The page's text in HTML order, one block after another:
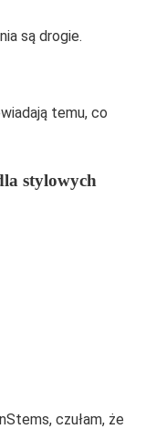
są drogie.
temu, co
stylowych
czułam, że